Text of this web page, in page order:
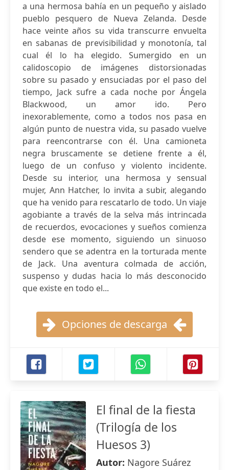
a una hermosa bahía en un pequeño y aislado
pueblo pesquero de Nueva Zelanda. Desde
hace veinte años su vida transcurre envuelta
en sabanas de previsibilidad y monotonía, tal
cual él lo ha elegido. Sumergido en un
calidoscopio de imágenes distorsionadas
sobre su pasado y ensuciadas por el paso del
tiempo, Jack sufre a cada noche por Ángela
Blackwood, un amor ido. Pero
inexorablemente, como a todos nos pasa en
algún punto de nuestra vida, su pasado vuelve
para reencontrarse con él. Una camioneta
negra bruscamente se detiene frente a él,
luego de un confuso y violento incidente.
Desde su interior, una hermosa y sensual
mujer, Ann Hatcher, lo invita a subir, alegando
que ha venido para rescatarlo de todo. Un viaje
agobiante a través de la selva más intrincada
de recuerdos, evocaciones y sueños comienza
desde ese momento, siguiendo un sinuoso
sendero que se adentra en la torturada mente
de Jack. Una aventura colmada de acción,
suspenso y dudas hacia lo más desconocido
que existe en todo el...
Opciones de descarga
El final de la fiesta
(Trilogía de los
Huesos 3)
Autor: Nagore Suárez